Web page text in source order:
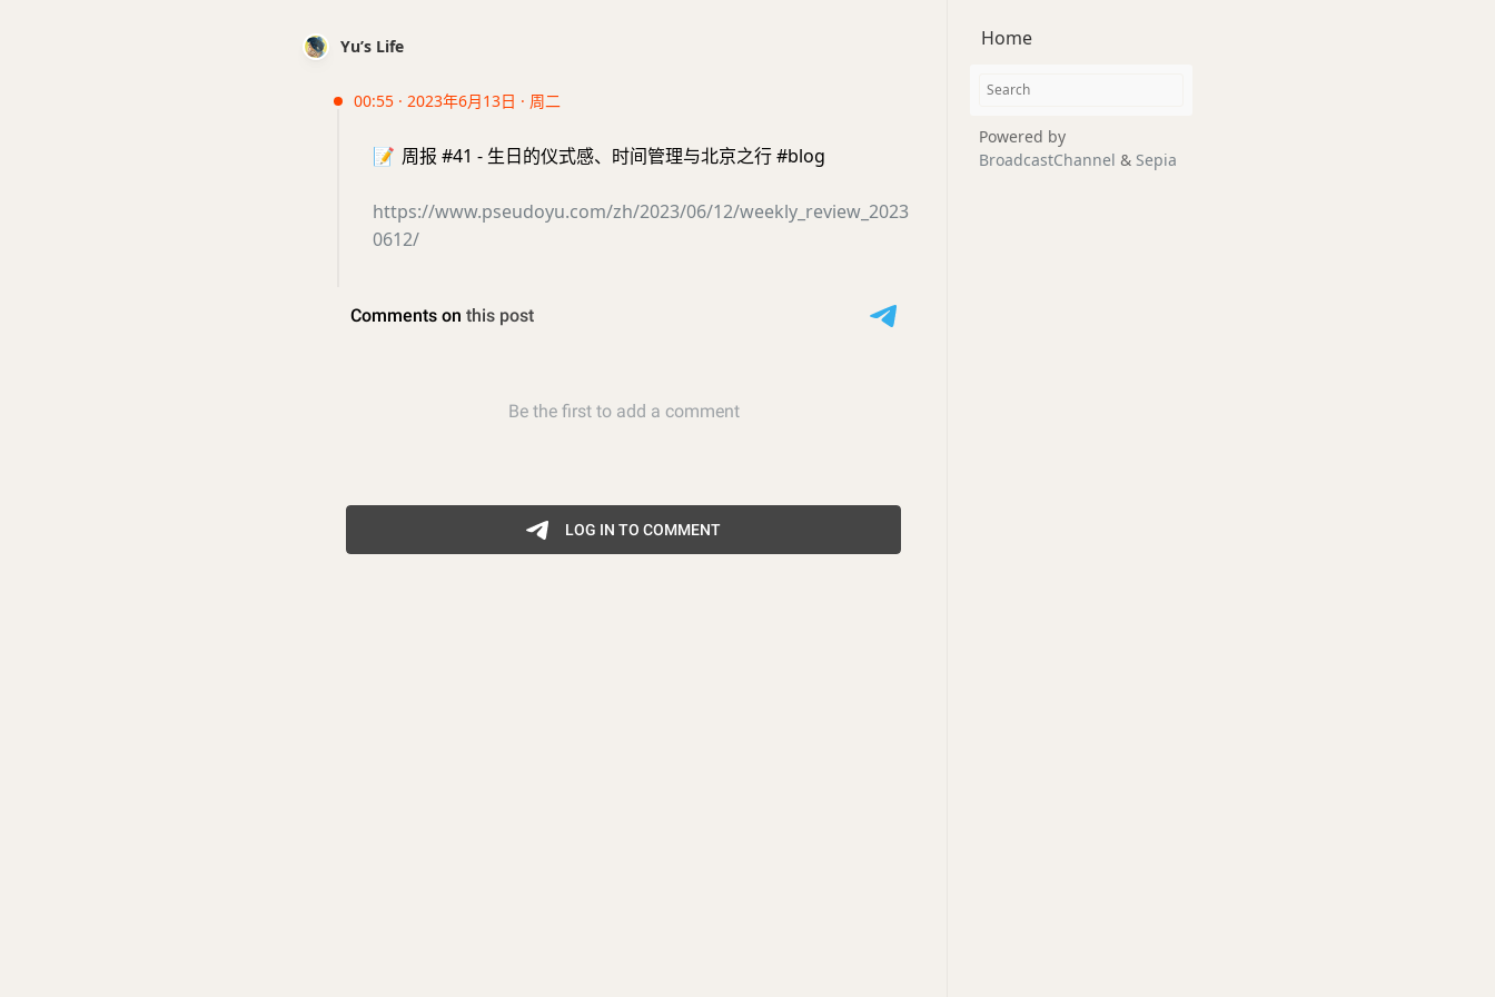
Yu’s Life
00:55 · 2023年6月13日 · 周二
📝 周报 #41 - 生日的仪式感、时间管理与北京之行 #blog
https://www.pseudoyu.com/zh/2023/06/12/weekly_review_2023
0612/
Home
Powered by
BroadcastChannel & Sepia